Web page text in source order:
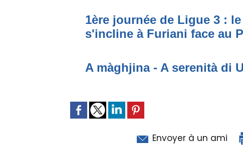
1ère journée de Ligue 3 :
s'incline à Furiani face au
A màghjina - A serenità di
Envoyer à un ami